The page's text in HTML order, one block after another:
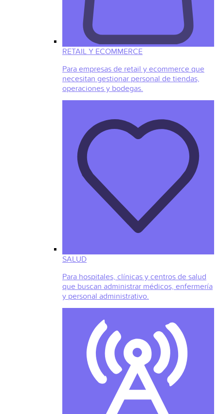
RETAIL Y ECOMMERCE
Para empresas de retail y ecommerce que
necesitan gestionar personal de tiendas,
operaciones y bodegas.
SALUD
Para hospitales, clínicas y centros de salud
que buscan administrar médicos, enfermería
y personal administrativo.